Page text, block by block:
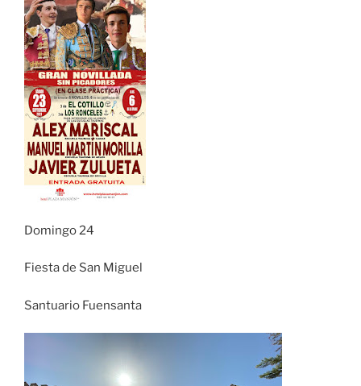
Domingo 24
Fiesta de San Miguel
Santuario Fuensanta